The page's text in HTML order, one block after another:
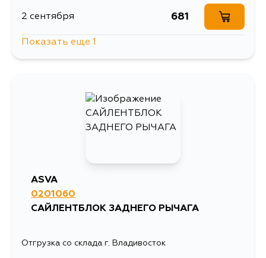
2 сентября 681
Показать еще 1
ASVA
0201060
САЙЛЕНТБЛОК ЗАДНЕГО РЫЧАГА
Отгрузка со склада г. Владивосток